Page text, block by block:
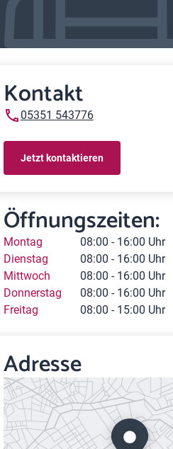
Kontakt
05351 543776
Jetzt kontaktieren
Öffnungszeiten:
Montag
08:00 - 16:00 Uhr
Dienstag
08:00 - 16:00 Uhr
Mittwoch
08:00 - 16:00 Uhr
Donnerstag
08:00 - 16:00 Uhr
Freitag
08:00 - 15:00 Uhr
Adresse